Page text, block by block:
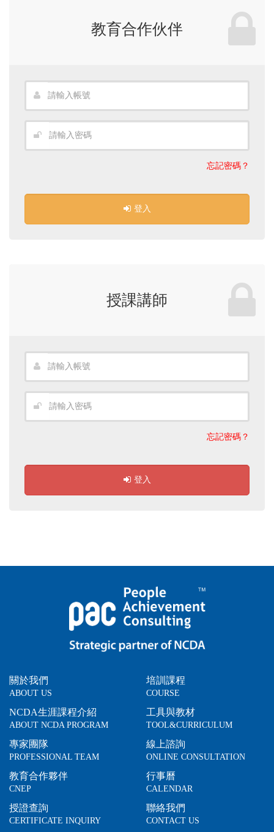
教育合作伙伴
忘記密碼？
登入
授課講師
忘記密碼？
登入
關於我們
ABOUT US
NCDA生涯課程介紹
ABOUT NCDA PROGRAM
專家團隊
PROFESSIONAL TEAM
教育合作夥伴
CNEP
授證查詢
CERTIFICATE INQUIRY
培訓課程
COURSE
工具與教材
TOOL&CURRICULUM
線上諮詢
ONLINE CONSULTATION
行事曆
CALENDAR
聯絡我們
CONTACT US